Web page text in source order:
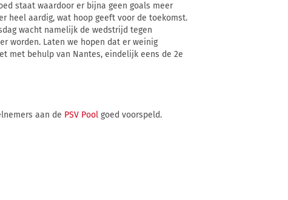
staat waardoor er bijna geen goals meer
heel aardig, wat hoop geeft voor de toekomst.
wacht namelijk de wedstrijd tegen
worden. Laten we hopen dat er weinig
met behulp van Nantes, eindelijk eens de 2e
aan de PSV Pool goed voorspeld.